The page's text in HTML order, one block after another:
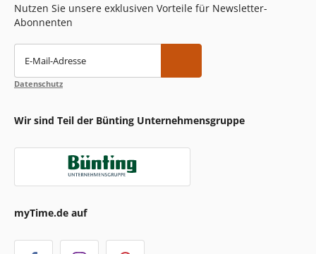
Nutzen Sie unsere exklusiven Vorteile für Newsletter-
Abonnenten
E-Mail-Adresse
Datenschutz
Wir sind Teil der Bünting Unternehmensgruppe
myTime.de auf